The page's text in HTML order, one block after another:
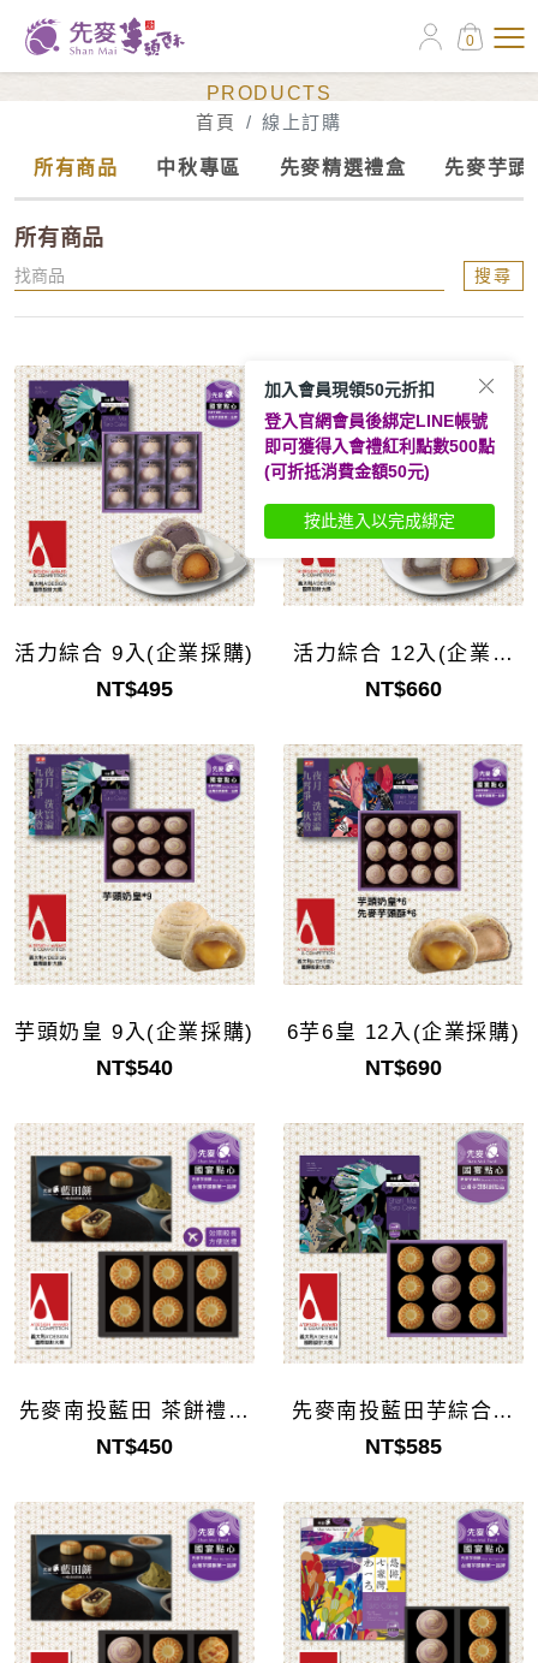
0
PRODUCTS
首頁
線上訂購
所有商品 中秋專區 先麥精選禮盒 先麥芋頭
所有商品
搜尋
活力綜合 9入(企業採購)
NT$495
活力綜合 12入(企業採
購)
NT$660
芋頭奶皇 9入(企業採購)
NT$540
6芋6皇 12入(企業採購)
NT$690
先麥南投藍田 茶餅禮盒
6入(企業採購)
NT$450
先麥南投藍田芋綜合禮
盒9入(企業採購)
NT$585
加入會員現領50元折扣
登入官網會員後綁定LINE帳號
即可獲得入會禮紅利點數500點
(可折抵消費金額50元)
按此進入以完成綁定